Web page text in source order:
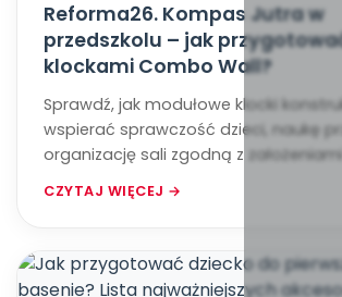
Reforma26. Kompas Jutra w
przedszkolu – jak
klockami Combo Wall?
Sprawdź, jak modułowe klocki
wspierać sprawczość dzieci, naukę
organizację sali zgodną z założeniami
CZYTAJ WIĘCEJ →